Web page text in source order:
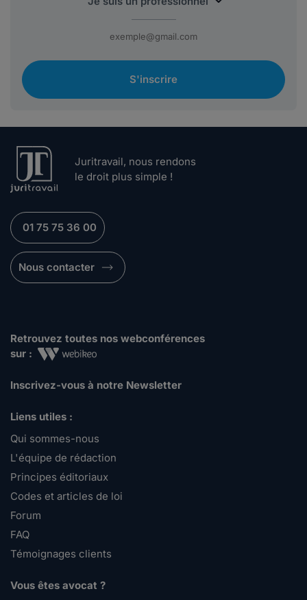
S'inscrire
Juritravail, nous rendons
le droit plus simple !
01 75 75 36 00
Nous contacter
Retrouvez toutes nos webconférences
sur :
Inscrivez-vous à notre Newsletter
Liens utiles :
Qui sommes-nous
L'équipe de rédaction
Principes éditoriaux
Codes et articles de loi
Forum
FAQ
Témoignages clients
Vous êtes avocat ?